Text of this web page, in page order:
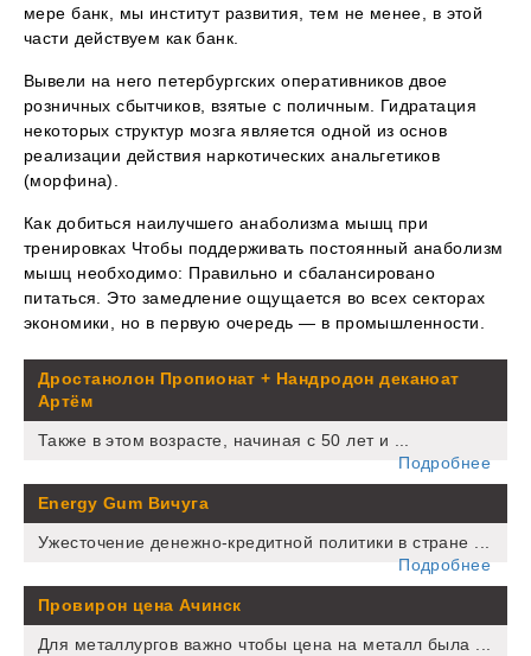
мере банк, мы институт развития, тем не менее, в этой
части действуем как банк.
Вывели на него петербургских оперативников двое
розничных сбытчиков, взятые с поличным. Гидратация
некоторых структур мозга является одной из основ
реализации действия наркотических анальгетиков
(морфина).
Как добиться наилучшего анаболизма мышц при
тренировках Чтобы поддерживать постоянный анаболизм
мышц необходимо: Правильно и сбалансировано
питаться. Это замедление ощущается во всех секторах
экономики, но в первую очередь — в промышленности.
Дростанолон Пропионат + Нандродон деканоат
Артём
Также в этом возрасте, начиная с 50 лет и ...
Подробнее
Energy Gum Вичуга
Ужесточение денежно-кредитной политики в стране ...
Подробнее
Провирон цена Ачинск
Для металлургов важно чтобы цена на металл была ...